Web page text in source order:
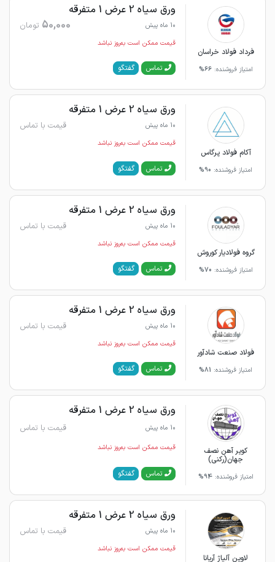
فرداد فولاد خراسان
امتیاز فروشنده:66%
ورق سیاه 2 عرض 1 متفرقه
10 ماه پیش 50,000 تومان
قیمت ممکن است به‌روز نباشد
تماس گفتگو
آکام فولاد پرگاس
امتیاز فروشنده: 90%
ورق سیاه 2 عرض 1 متفرقه
10 ماه پیش قیمت با تماس
قیمت ممکن است به‌روز نباشد
تماس گفتگو
گروه فولادیار کوروش
امتیاز فروشنده: 70%
ورق سیاه 2 عرض 1 متفرقه
10 ماه پیش قیمت با تماس
قیمت ممکن است به‌روز نباشد
تماس گفتگو
فولاد صنعت شادآور
امتیاز فروشنده: 81%
ورق سیاه 2 عرض 1 متفرقه
10 ماه پیش قیمت با تماس
قیمت ممکن است به‌روز نباشد
تماس گفتگو
کویر آهن نصف
جهان(رکنی)
امتیاز فروشنده:94%
ورق سیاه 2 عرض 1 متفرقه
10 ماه پیش قیمت با تماس
قیمت ممکن است به‌روز نباشد
تماس گفتگو
لاوین آلیاژ آریانا
ورق سیاه 2 عرض 1 متفرقه
10 ماه پیش قیمت با تماس
قیمت ممکن است به‌روز نباشد